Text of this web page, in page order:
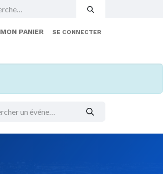
MON PANIER SE CONNECTER